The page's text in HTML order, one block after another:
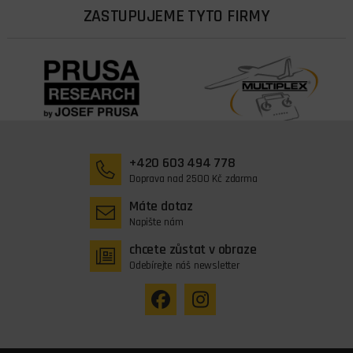
ZASTUPUJEME TYTO FIRMY
+420 603 494 778
Doprava nad 2500 Kč zdarma
Máte dotaz
Napište nám
chcete zůstat v obraze
Odebírejte náš newsletter